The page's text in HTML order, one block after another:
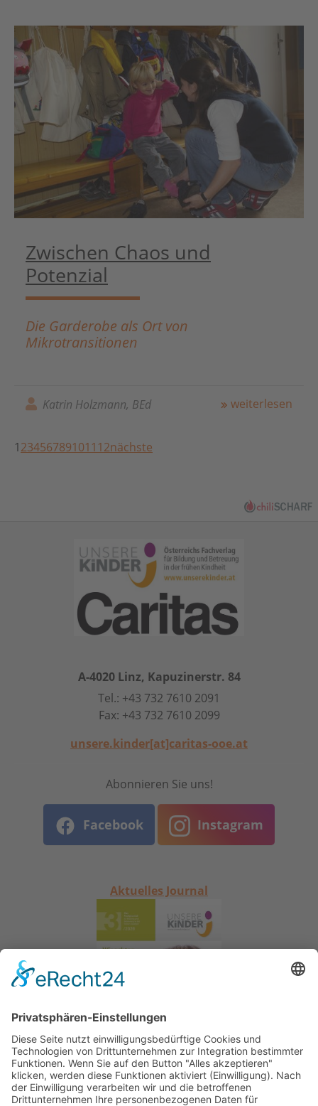
Zwischen Chaos und
Potenzial
Die Garderobe als Ort von
Mikrotransitionen
Katrin Holzmann, BEd weiterlesen
1234567891011 12nächste
A-4020 Linz, Kapuzinerstr. 84
Tel.: +43 732 7610 2091
Fax: +43 732 7610 2099
unsere.kinder[at]caritas-ooe.at
Abonnieren Sie uns!
Facebook Instagram
Aktuelles Journal